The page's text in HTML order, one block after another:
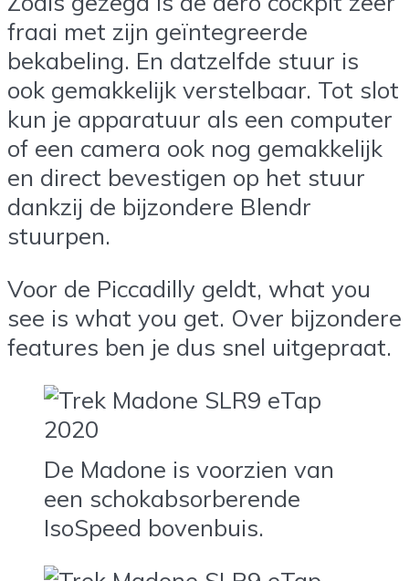
fraai met zijn geïntegreerde
bekabeling. En datzelfde stuur is
ook gemakkelijk verstelbaar. Tot slot
kun je apparatuur als een computer
of een camera ook nog gemakkelijk
en direct bevestigen op het stuur
dankzij de bijzondere Blendr
stuurpen.
Voor de Piccadilly geldt, what you
see is what you get. Over bijzondere
features ben je dus snel uitgepraat.
De Madone is voorzien van
een schokabsorberende
IsoSpeed bovenbuis.